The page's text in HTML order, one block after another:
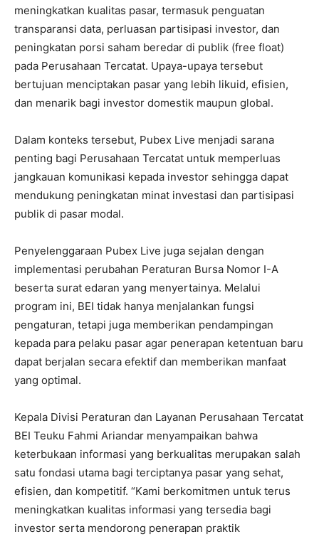
meningkatkan kualitas pasar, termasuk penguatan
transparansi data, perluasan partisipasi investor, dan
peningkatan porsi saham beredar di publik (free float)
pada Perusahaan Tercatat. Upaya-upaya tersebut
bertujuan menciptakan pasar yang lebih likuid, efisien,
dan menarik bagi investor domestik maupun global.
Dalam konteks tersebut, Pubex Live menjadi sarana
penting bagi Perusahaan Tercatat untuk memperluas
jangkauan komunikasi kepada investor sehingga dapat
mendukung peningkatan minat investasi dan partisipasi
publik di pasar modal.
Penyelenggaraan Pubex Live juga sejalan dengan
implementasi perubahan Peraturan Bursa Nomor I-A
beserta surat edaran yang menyertainya. Melalui
program ini, BEI tidak hanya menjalankan fungsi
pengaturan, tetapi juga memberikan pendampingan
kepada para pelaku pasar agar penerapan ketentuan baru
dapat berjalan secara efektif dan memberikan manfaat
yang optimal.
Kepala Divisi Peraturan dan Layanan Perusahaan Tercatat
BEI Teuku Fahmi Ariandar menyampaikan bahwa
keterbukaan informasi yang berkualitas merupakan salah
satu fondasi utama bagi terciptanya pasar yang sehat,
efisien, dan kompetitif. “Kami berkomitmen untuk terus
meningkatkan kualitas informasi yang tersedia bagi
investor serta mendorong penerapan praktik